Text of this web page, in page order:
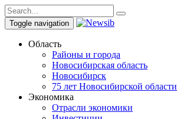
Toggle navigation
Область
Районы и города
Новосибирская область
Новосибирск
75 лет Новосибирской области
Экономика
Отрасли экономики